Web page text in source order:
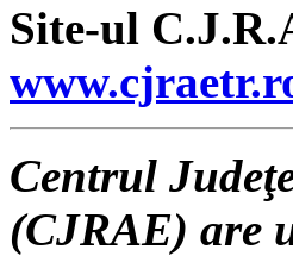
Site-ul
Centrul
(CJRAE) are